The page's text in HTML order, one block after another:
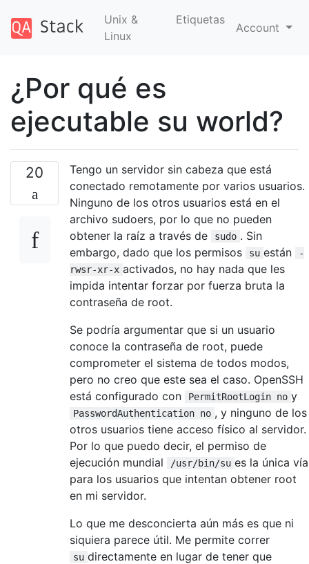
Unix &
Linux
Etiquetas
Account
¿Por qué es
ejecutable su world?
20
Tengo un servidor sin cabeza que está
conectado remotamente por varios usuarios.
Ninguno de los otros usuarios está en el
archivo sudoers, por lo que no pueden
obtener la raíz a través de
sudo . Sin
embargo, dado que los permisos
su están
-
rwsr-xr-x activados, no hay nada que les
impida intentar forzar por fuerza bruta la
contraseña de root.
Se podría argumentar que si un usuario
conoce la contraseña de root, puede
comprometer el sistema de todos modos,
pero no creo que este sea el caso. OpenSSH
está configurado con
PermitRootLogin no y
PasswordAuthentication no , y ninguno de los
otros usuarios tiene acceso físico al servidor.
Por lo que puedo decir, el permiso de
ejecución mundial
/usr/bin/su es la única vía
para los usuarios que intentan obtener root
en mi servidor.
Lo que me desconcierta aún más es que ni
siquiera parece útil. Me permite correr
su directamente en lugar de tener que